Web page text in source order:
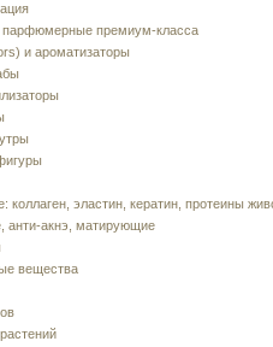
парфюмерные премиум-класса
и ароматизаторы
коллаген, эластин, кератин, протеины
анти-акнэ, матирующие
вещества